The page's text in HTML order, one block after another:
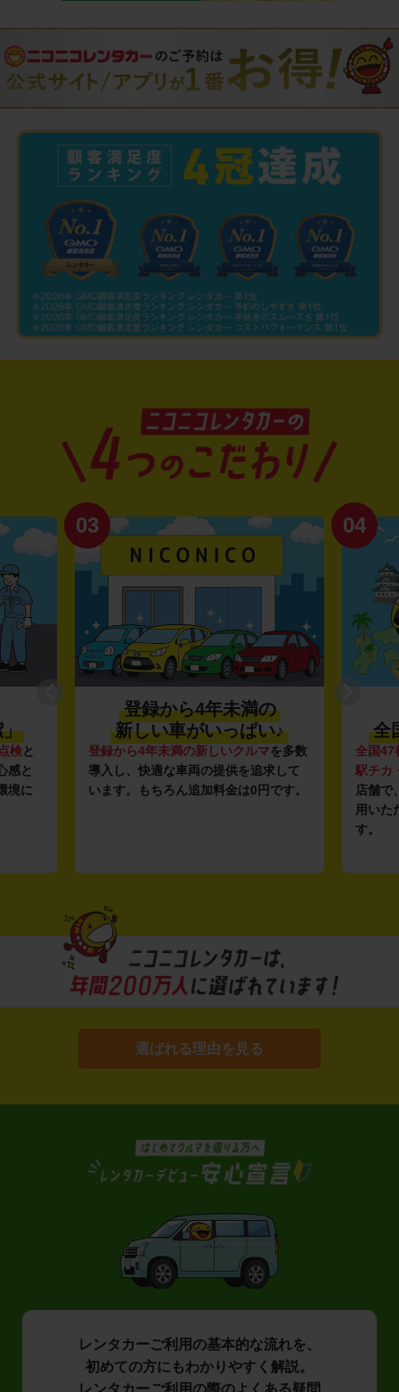
」
検と
感と
境に
03
登録から4年未満の
新しい車がいっぱい♪
登録から4年未満の新しいクルマを多数
導入し、快適な車両の提供を追求して
います。もちろん追加料金は0円です。
04
全
全国47
駅チカ
店舗で
用いた
す。
選ばれる理由を見る
レンタカーご利用の基本的な流れを、
初めての方にもわかりやすく解説。
レンタカーご利用の際のよくある疑問